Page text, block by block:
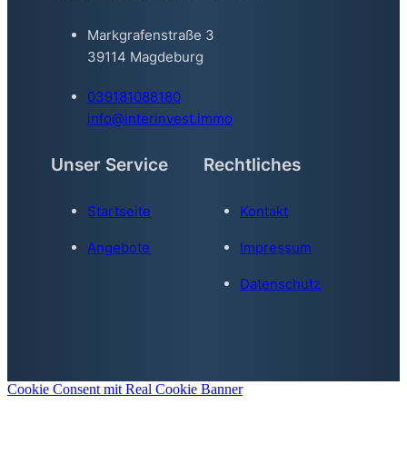
Markgrafenstraße 3
39114 Magdeburg
039181088180
info@interinvest.immo
Unser Service
Startseite
Angebote
Rechtliches
Kontakt
Impressum
Datenschutz
Cookie Consent mit Real Cookie Banner